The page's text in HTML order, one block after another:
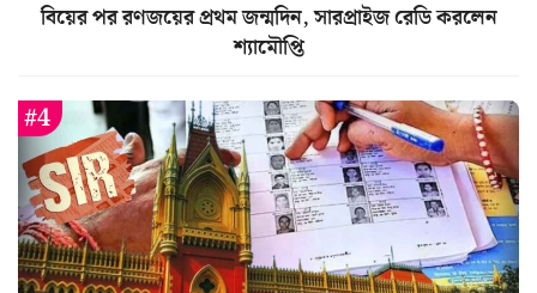
বিয়ের পর রণজয়ের প্রথম জন্মদিন, সারপ্রাইজ রেডি করলেন
শ্যামৌপ্তি